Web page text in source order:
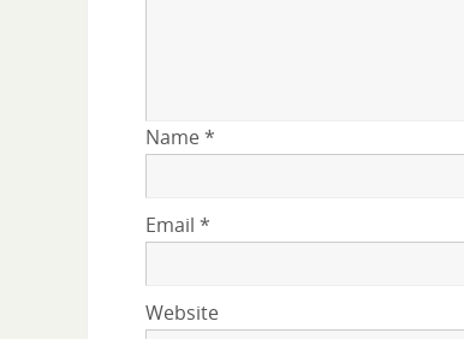
Name*
Email *
Website